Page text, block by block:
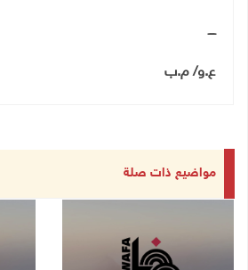
ــــ
ع.و/ م.ب
مواضيع ذات صلة